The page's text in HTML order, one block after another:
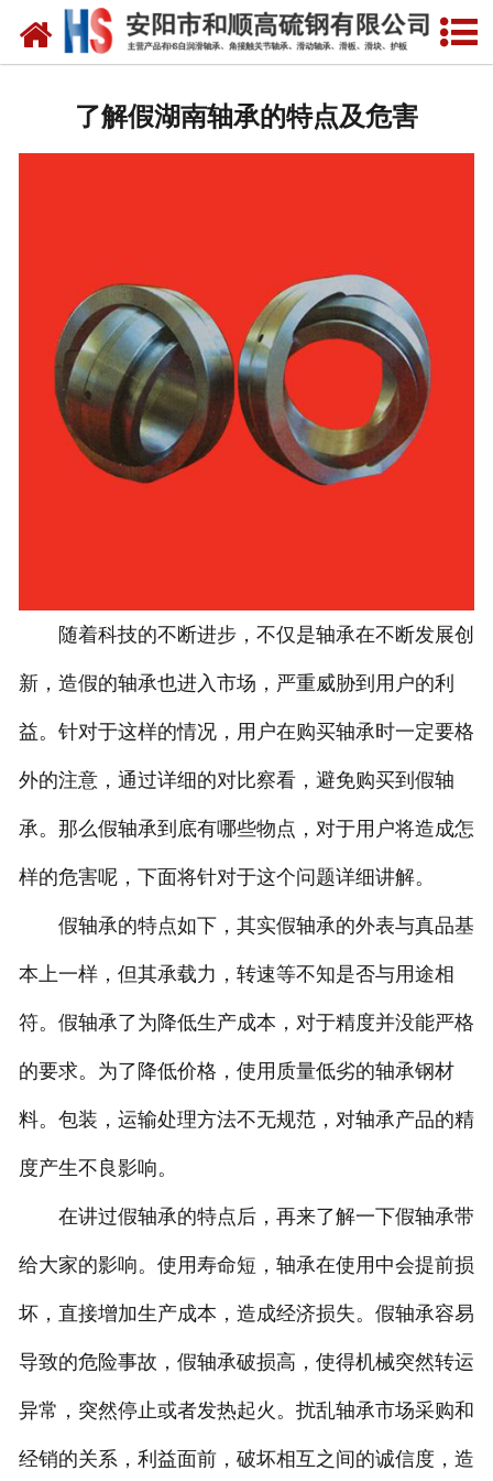
网站首页
技术参数
业绩证明
联系我们
了解假湖南轴承的特点及危害
随着科技的不断进步，不仅是轴承在不断发展创
新，造假的轴承也进入市场，严重威胁到用户的利
益。针对于这样的情况，用户在购买轴承时一定要格
外的注意，通过详细的对比察看，避免购买到假轴
承。那么假轴承到底有哪些物点，对于用户将造成怎
样的危害呢，下面将针对于这个问题详细讲解。
假轴承的特点如下，其实假轴承的外表与真品基
本上一样，但其承载力，转速等不知是否与用途相
符。假轴承了为降低生产成本，对于精度并没能严格
的要求。为了降低价格，使用质量低劣的轴承钢材
料。包装，运输处理方法不无规范，对轴承产品的精
度产生不良影响。
在讲过假轴承的特点后，再来了解一下假轴承带
给大家的影响。使用寿命短，轴承在使用中会提前损
坏，直接增加生产成本，造成经济损失。假轴承容易
导致的危险事故，假轴承破损高，使得机械突然转运
异常，突然停止或者发热起火。扰乱轴承市场采购和
经销的关系，利益面前，破坏相互之间的诚信度，造